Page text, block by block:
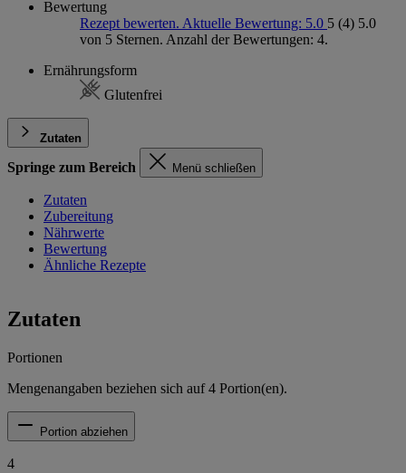
Bewertung
Rezept bewerten. Aktuelle Bewertung: 5.0 5 (4) 5.0
von 5 Sternen. Anzahl der Bewertungen: 4.
Ernährungsform
Glutenfrei
Zutaten
Springe zum Bereich Menü schließen
Zutaten
Zubereitung
Nährwerte
Bewertung
Ähnliche Rezepte
Zutaten
Portionen
Mengenangaben beziehen sich auf4 Portion(en).
Portion abziehen
4